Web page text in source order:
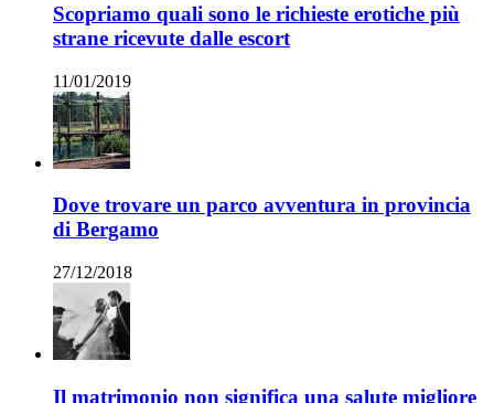
Scopriamo quali sono le richieste erotiche più
strane ricevute dalle escort
11/01/2019
Dove trovare un parco avventura in provincia
di Bergamo
27/12/2018
Il matrimonio non significa una salute migliore